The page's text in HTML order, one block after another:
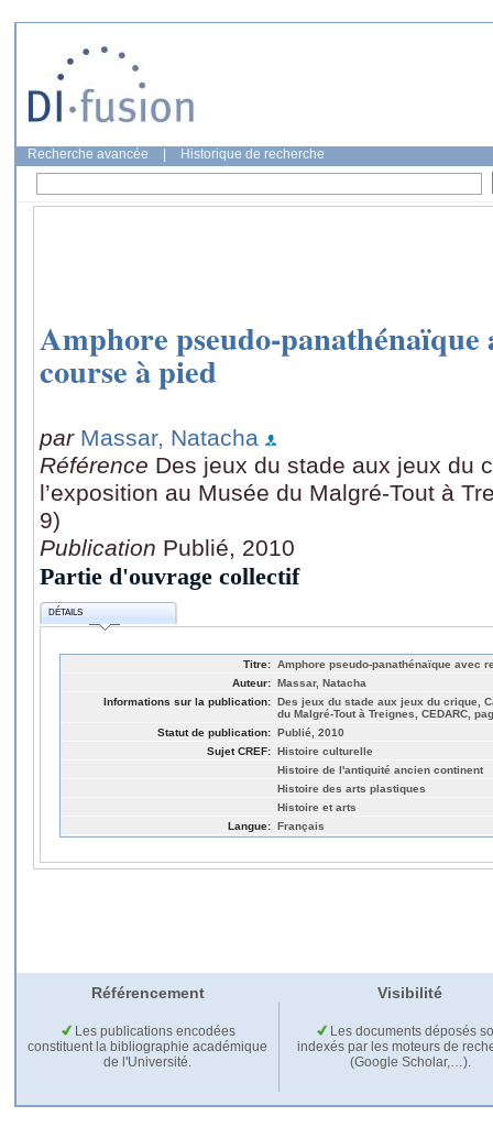
Recherche avancée Historique de recherche
Amphore pseudo-panathénaïque
course à pied
par Massar, Natacha
Référence Des jeux du stade aux jeux du
l’exposition au Musée du Malgré-Tout à
9)
Publication Publié, 2010
Partie d'ouvrage collectif
DÉTAILS
Titre: Amphore pseudo-panathénaïque avec
Auteur: Massar, Natacha
Informations sur la publication: Des jeux du stade aux jeux du crique,
du Malgré-Tout à Treignes, CEDARC,
Statut de publication: Publié, 2010
Sujet CREF: Histoire culturelle
Histoire de l'antiquité ancien continent
Histoire des arts plastiques
Histoire et arts
Langue: Français
Référencement Visibilité
Les publications encodées
constituent la bibliographie académique
de l'Université.
Les documents déposés
indexés par les moteurs de
(Google Scholar,…).